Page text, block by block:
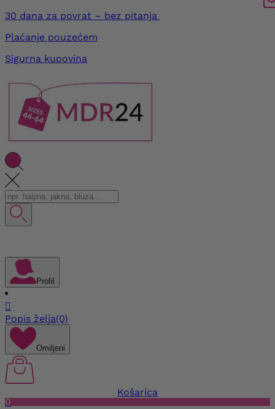
30 dana za povrat – bez pitanja
Plaćanje pouzećem
Sigurna kupovina
Profil

Popis želja(0)
Omiljeni
Košarica
0